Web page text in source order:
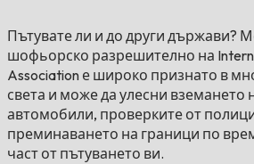
Пътувате ли и до други държави?
шофьорско разрешително на
Association е широко признато в
света и може да улесни вземането
автомобили, проверките от
преминаването на граници по
част от пътуването ви.